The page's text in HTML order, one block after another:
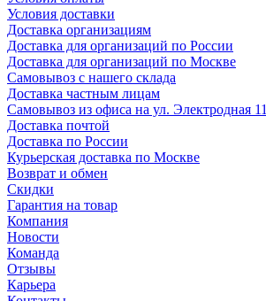
Условия доставки
Доставка организациям
Доставка для организаций по России
Доставка для организаций по Москве
Самовывоз с нашего склада
Доставка частным лицам
Самовывоз из офиса на ул. Электродная 11
Доставка почтой
Доставка по России
Курьерская доставка по Москве
Возврат и обмен
Скидки
Гарантия на товар
Компания
Новости
Команда
Отзывы
Карьера